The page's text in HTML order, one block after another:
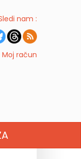
nam :
Moj račun